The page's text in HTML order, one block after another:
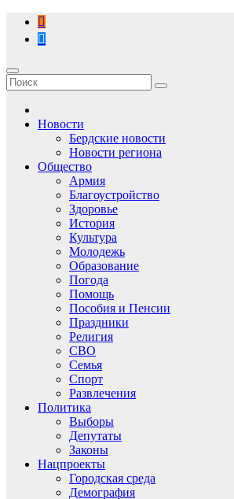
Перейти
содержимому
Новости
Бердские новости
Новости региона
Общество
Армия
Благоустройство
Здоровье
История
Культура
Молодежь
Образование
Погода
Помощь
Пособия и Пенсии
Праздники
Религия
СВО
Семья
Спорт
Развлечения
Политика
Выборы
Депутаты
Законы
Нацпроекты
Городская среда
Демография